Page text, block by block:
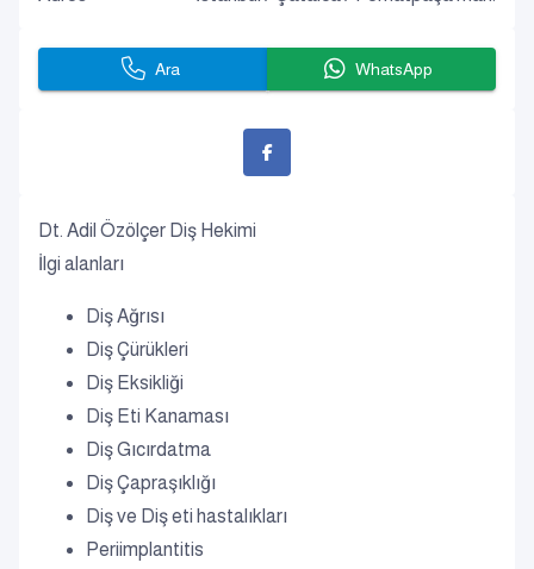
Dt. Adil Özölçer Diş Hekimi
İlgi alanları
Diş Ağrısı
Diş Çürükleri
Diş Eksikliği
Diş Eti Kanaması
Diş Gıcırdatma
Diş Çapraşıklığı
Diş ve Diş eti hastalıkları
Periimplantitis
Ara WhatsApp